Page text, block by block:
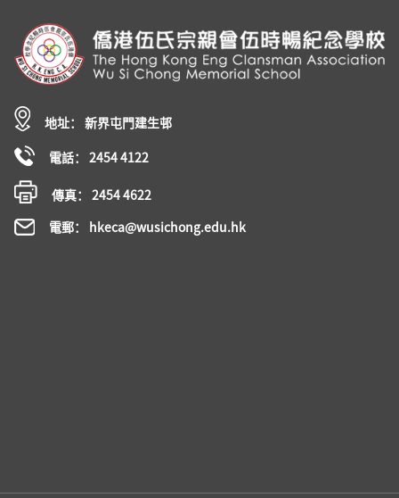
地址： 新界屯門建生邨
電話： 2454 4122
傳真： 2454 4622
電郵： hkeca@wusichong.edu.hk